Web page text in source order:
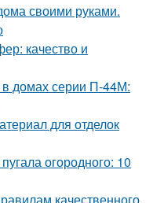
своими руками.
качество и
домах серии П-44М:
для отделок
огородного: 10
качественного